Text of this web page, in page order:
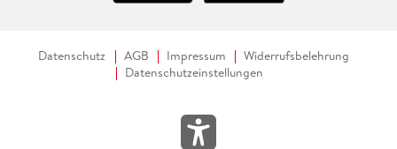
Datenschutz AGB Impressum
Widerrufsbelehrung
Datenschutzeinstellungen